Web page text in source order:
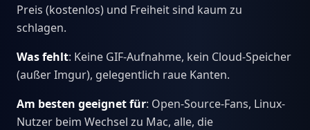
Preis (kostenlos) und Freiheit sind kaum zu
schlagen.
Was fehlt: Keine GIF-Aufnahme, kein Cloud-Speicher
(außer Imgur), gelegentlich raue Kanten.
Am besten geeignet für: Open-Source-Fans, Linux-
Nutzer beim Wechsel zu Mac, alle, die